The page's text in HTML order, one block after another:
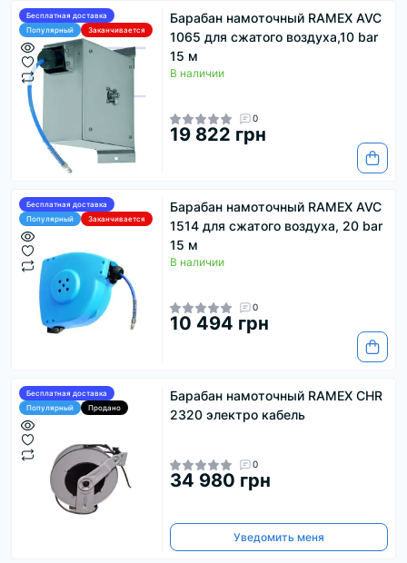
Бесплатная доставка
Популярный
Заканчивается
Барабан намоточный RAMEX AVC
1065 для сжатого воздуха,10 bar
15 м
В наличии
0
19 822 грн
Бесплатная доставка
Популярный
Заканчивается
Барабан намоточный RAMEX AVC
1514 для сжатого воздуха, 20 bar
15 м
В наличии
0
10 494 грн
Бесплатная доставка
Популярный
Продано
Барабан намоточный RAMEX CHR
2320 электро кабель
0
34 980 грн
Уведомить меня